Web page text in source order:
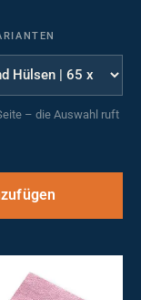
– die Auswahl ruft